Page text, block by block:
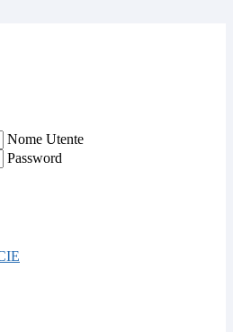
Nome Utente
Password